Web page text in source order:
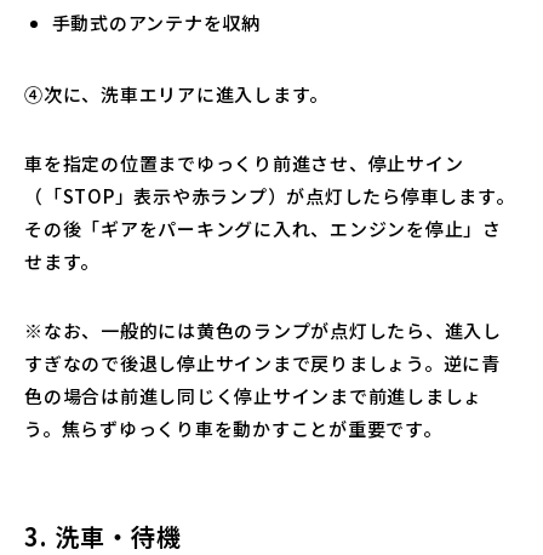
手動式のアンテナを収納
④次に、洗車エリアに進入します。
車を指定の位置までゆっくり前進させ、停止サイン
（「STOP」表示や赤ランプ）が点灯したら停車します。
その後「ギアをパーキングに入れ、エンジンを停止」さ
せます。
※なお、一般的には黄色のランプが点灯したら、進入し
すぎなので後退し停止サインまで戻りましょう。逆に青
色の場合は前進し同じく停止サインまで前進しましょ
う。焦らずゆっくり車を動かすことが重要です。
3. 洗車・待機